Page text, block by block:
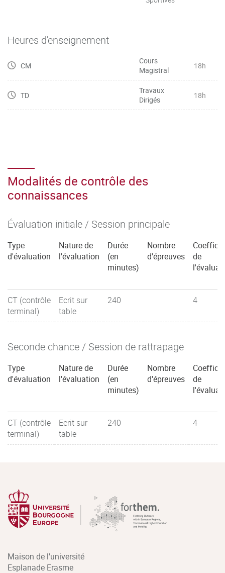
Heures d'enseignement
CM
Cours
Magistral
18h
TD
Travaux
Dirigés
18h
Modalités de contrôle des
connaissances
Évaluation initiale / Session principale
Type
d'évaluation
Nature de
l'évaluation
Durée
(en
minutes)
Nombre
d'épreuves
de
CT (contrôle
terminal)
Ecrit sur
table
240 4
Seconde chance / Session de rattrapage
Type
d'évaluation
Nature de
l'évaluation
Durée
(en
minutes)
Nombre
d'épreuves
de
CT (contrôle
terminal)
Ecrit sur
table
240 4
Maison de l'université
Esplanade Erasme